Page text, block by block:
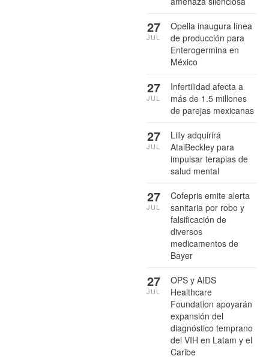
Opella inaugura línea
de producción para
Enterogermina en
México
27
JUL
Infertilidad afecta a
más de 1.5 millones
de parejas mexicanas
27
JUL
Lilly adquirirá
AtaiBeckley para
impulsar terapias de
salud mental
27
JUL
Cofepris emite alerta
sanitaria por robo y
falsificación de
diversos
medicamentos de
Bayer
27
JUL
OPS y AIDS
Healthcare
Foundation apoyarán
expansión del
diagnóstico temprano
del VIH en Latam y el
Caribe
27
JUL